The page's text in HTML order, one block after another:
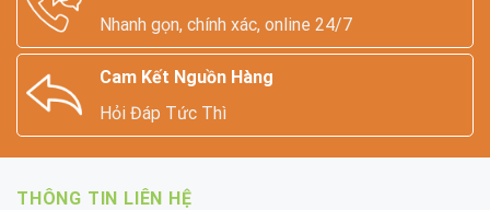
Nhanh gọn, chính xác, online 24/7
Cam Kết Nguồn Hàng
Hỏi Đáp Tức Thì
THÔNG TIN LIÊN HỆ